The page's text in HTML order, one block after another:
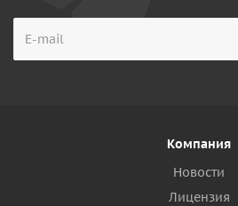
Компания
Новости
Лицензия